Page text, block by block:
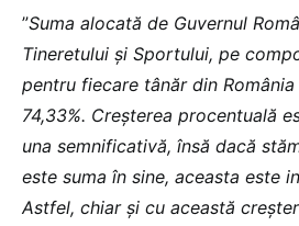
”Suma alocată de Guvernul
Tineretului și Sportului, pe
pentru fiecare tânăr din
74,33%. Creșterea procentuală
una semnificativă, însă dacă
este suma în sine, aceasta este
Astfel, chiar și cu această